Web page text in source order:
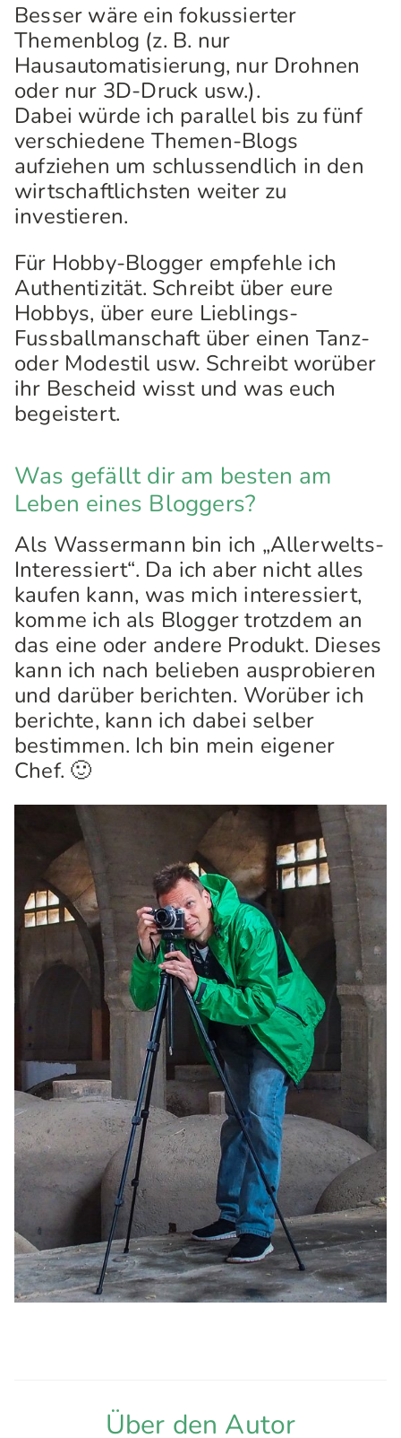
Besser wäre ein fokussierter
Themenblog (z. B. nur
Hausautomatisierung, nur Drohnen
oder nur 3D-Druck usw.).
Dabei würde ich parallel bis zu fünf
verschiedene Themen-Blogs
aufziehen um schlussendlich in den
wirtschaftlichsten weiter zu
investieren.
Für Hobby-Blogger empfehle ich
Authentizität. Schreibt über eure
Hobbys, über eure Lieblings-
Fussballmanschaft über einen Tanz-
oder Modestil usw. Schreibt worüber
ihr Bescheid wisst und was euch
begeistert.
Was gefällt dir am besten am
Leben eines Bloggers?
Als Wassermann bin ich „Allerwelts-
Interessiert“. Da ich aber nicht alles
kaufen kann, was mich interessiert,
komme ich als Blogger trotzdem an
das eine oder andere Produkt. Dieses
kann ich nach belieben ausprobieren
und darüber berichten. Worüber ich
berichte, kann ich dabei selber
bestimmen. Ich bin mein eigener
Chef. 🙂
Über den Autor